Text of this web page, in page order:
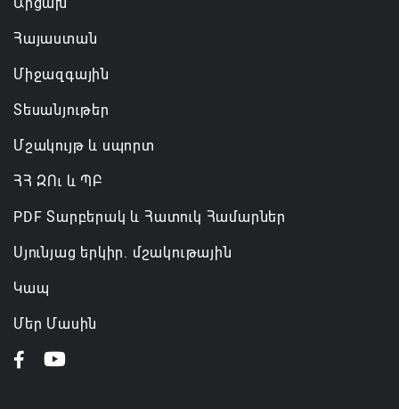
Արցախ
Հայաստան
Միջազգային
Տեսանյութեր
Մշակույթ և սպորտ
ՀՀ ԶՈւ և ՊԲ
PDF Տարբերակ և Հատուկ Համարներ
Սյունյաց երկիր. մշակութային
Կապ
Մեր Մասին